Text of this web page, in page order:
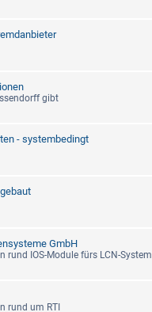
gibt
- systembedingt
GmbH
rund IOS-Module fürs LCN-System
rund um RTI